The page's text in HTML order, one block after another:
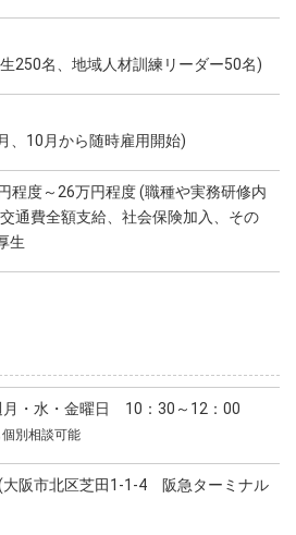
250名、地域人材訓練リーダー50名)
、10月から随時雇用開始)
程度～26万円程度 (職種や実務研修内
通費全額支給、社会保険加入、その
生
月・水・金曜日 10：30～12：00
別相談可能
大阪市北区芝田1-1-4 阪急ターミナル